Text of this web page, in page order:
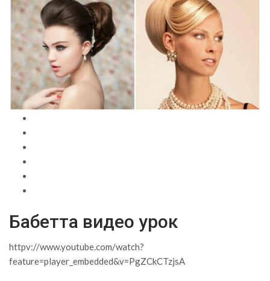
Бабетта видео урок
httpv://www.youtube.com/watch?
feature=player_embedded&v=PgZCkCTzjsA